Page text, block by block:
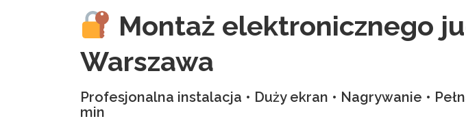
Montaż elektronicznego
Warszawa
Profesjonalna instalacja • Duży ekran • Nagrywanie •
min